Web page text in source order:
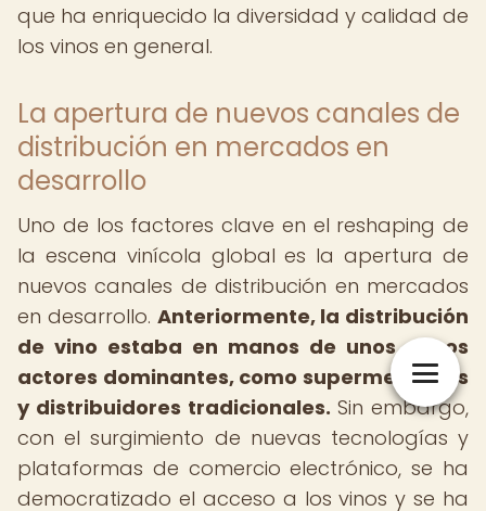
que ha enriquecido la diversidad y calidad de
los vinos en general.
La apertura de nuevos canales de
distribución en mercados en
desarrollo
Uno de los factores clave en el reshaping de
la escena vinícola global es la apertura de
nuevos canales de distribución en mercados
en desarrollo. Anteriormente, la distribución
de vino estaba en manos de unos pocos
actores dominantes, como supermercados
y distribuidores tradicionales. Sin embargo,
con el surgimiento de nuevas tecnologías y
plataformas de comercio electrónico, se ha
democratizado el acceso a los vinos y se ha